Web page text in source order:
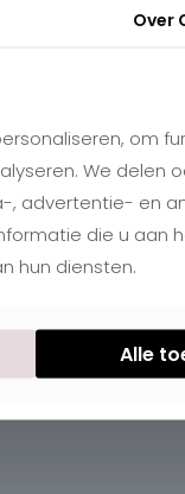
Over
om
We delen
, advertentie- en
die u aan
hun diensten.
Alle